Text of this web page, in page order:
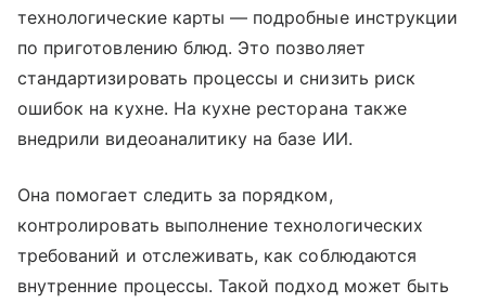
технологические карты — подробные инструкции
по приготовлению блюд. Это позволяет
стандартизировать процессы и снизить риск
ошибок на кухне. На кухне ресторана также
внедрили видеоаналитику на базе ИИ.
Она помогает следить за порядком,
контролировать выполнение технологических
требований и отслеживать, как соблюдаются
внутренние процессы. Такой подход может быть